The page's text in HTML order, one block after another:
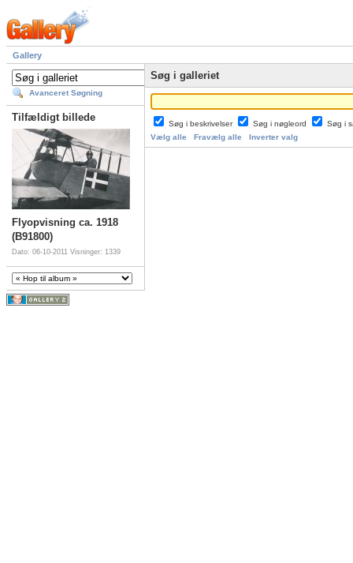
Gallery
Avanceret Søgning
Tilfældigt billede
Flyopvisning ca. 1918
(B91800)
Dato: 06-10-2011 Visninger: 1339
Søg i galleriet
Søg i beskrivelser Søg i nøgleord
Søg i
Vælg alle
Fravælg alle Inverter valg